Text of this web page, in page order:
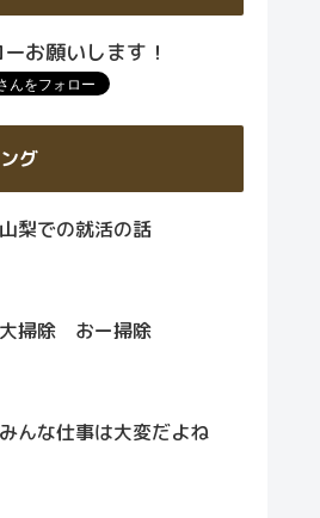
お願いします！
グ
山梨での就活の話
大掃除 おー掃除
みんな仕事は大変だよね